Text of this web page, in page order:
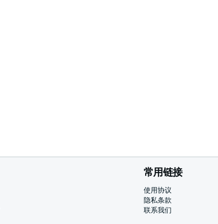
常用链接
使用协议
隐私条款
联系我们